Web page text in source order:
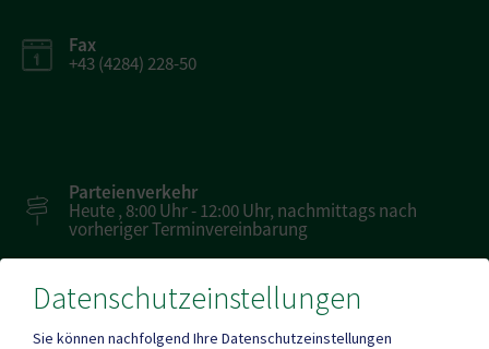
Fax
+43 (4284) 228-50
Parteienverkehr
Heute , 8:00 Uhr - 12:00 Uhr, nachmittags nach
vorheriger Terminvereinbarung
Amtsstunden
Datenschutzeinstellungen
Sie können nachfolgend Ihre Datenschutzeinstellungen